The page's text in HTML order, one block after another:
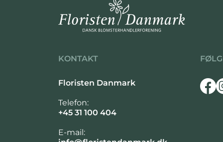
KONTAKT
Floristen Danmark
Telefon:
+45 31 100 404
E-mail: